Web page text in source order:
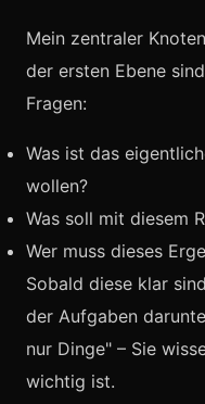
Mein zentraler
der ersten Ebene
Fragen:
Was ist das
wollen?
Was soll mit diesem
Wer muss dieses
Sobald diese klar
der Aufgaben
nur Dinge" – Sie
wichtig ist.